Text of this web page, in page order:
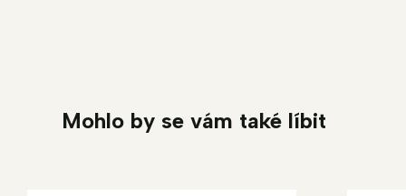
Mohlo by se vám také líbit